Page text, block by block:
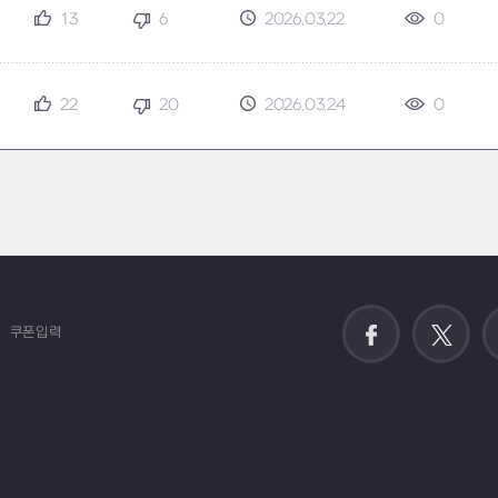
13 6 2026.03.22 0
22 20 2026.03.24 0
쿠폰입력